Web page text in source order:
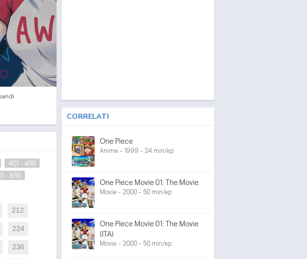
401 - 450
- 850
212
224
236
CORRELATI
One Piece
Anime - 1999 - 24 min/ep
One Piece Movie 01: The Movie
Movie - 2000 - 50 min/ep
One Piece Movie 01: The Movie
(ITA)
Movie - 2000 - 50 min/ep